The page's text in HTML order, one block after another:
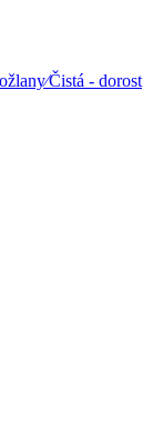
- dorost